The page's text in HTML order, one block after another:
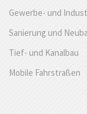
Gewerbe- und
Sanierung und
Tief- und Kanalbau
Mobile Fahrstraßen